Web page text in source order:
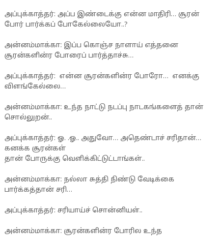
அப்புக்காத்தர்: அப்ப இண்டைக்கு என்ன மாதிரி… சூரன்
போர் பார்க்கப் போகேல்லையோ..?
அன்னம்மாக்கா: இப்ப கொஞ்ச நாளாய் எத்தனை
சூரன்களின்ர போரைப் பார்த்தாச்சு…
அப்புக்காத்தர்: என்ன சூரன்களின்ர போரோ… எனக்கு
விளங்கேல்லை…
அன்னம்மாக்கா: உந்த நாட்டு நடப்பு நாடகங்களைத் தான்
சொல்லுறன்..
அப்புக்காத்தர்: ஓ. .ஓ.. அதுவோ… அதெண்டாச் சரிதான்…
கனக்க சூரன்கள்
தான் போருக்கு வெளிக்கிட்டுட்டாங்கள்..
அன்னம்மாக்கா: நல்லா சுத்தி நிண்டு வேடிக்கை
பார்க்கத்தான் சரி…
அப்புக்காத்தர்: சரியாய்ச் சொன்னியள்..
அன்னம்மாக்கா: சூரன்களின்ர போரில உந்த